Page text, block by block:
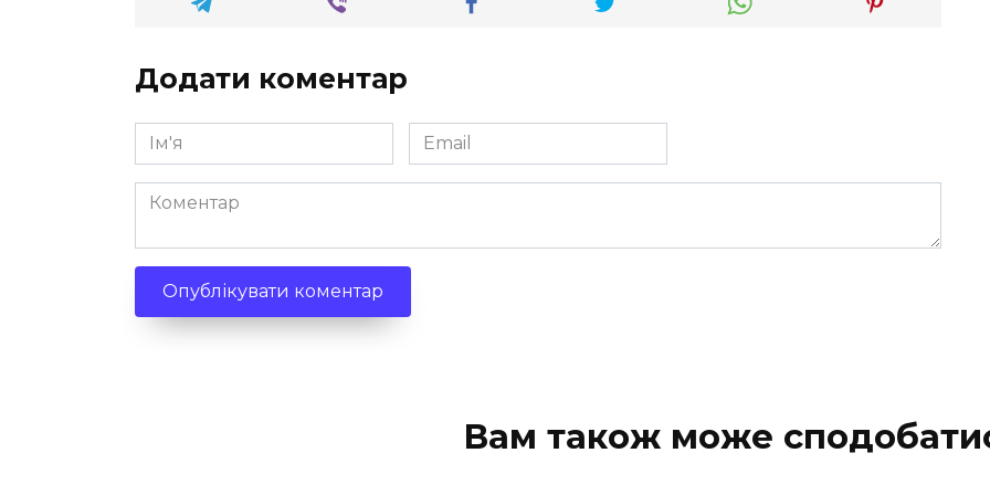
Додати коментар
Ім'я
*
Email
*
Коментар
Вам також може